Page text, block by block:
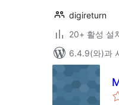
digireturn
20+ 활성 설
6.4.9(와)과